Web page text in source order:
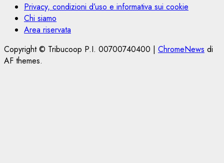
Privacy, condizioni d’uso e informativa sui cookie
Chi siamo
Area riservata
Copyright © Tribucoop P.I. 00700740400 | ChromeNews di
AF themes.